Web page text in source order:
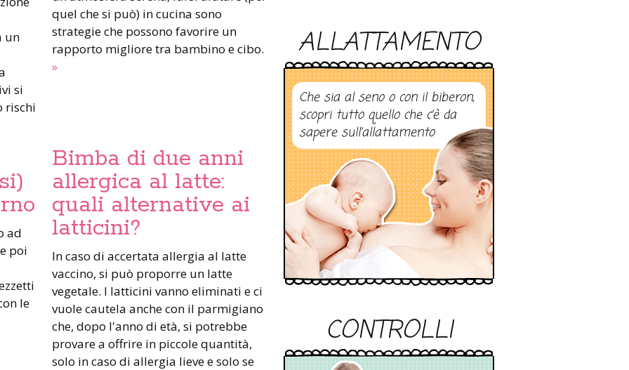
un
si
rischi
quel che si può) in cucina sono
strategie che possono favorire un
rapporto migliore tra bambino e cibo.
»
ad
poi
le
Bimba di due anni
allergica al latte:
quali alternative ai
latticini?
In caso di accertata allergia al latte
vaccino, si può proporre un latte
vegetale. I latticini vanno eliminati e ci
vuole cautela anche con il parmigiano
che, dopo l'anno di età, si potrebbe
provare a offrire in piccole quantità,
solo in caso di allergia lieve e solo se
ALLATTAMENTO
Che sia al seno o con il biberon,
scopri tutto quello che c’è da
sapere sull’allattamento
CONTROLLI